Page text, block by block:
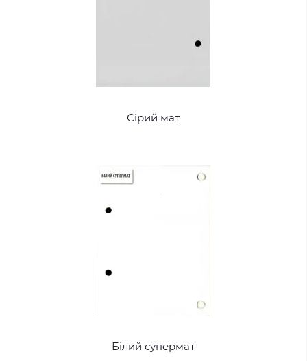
Сірий мат
Білий супермат